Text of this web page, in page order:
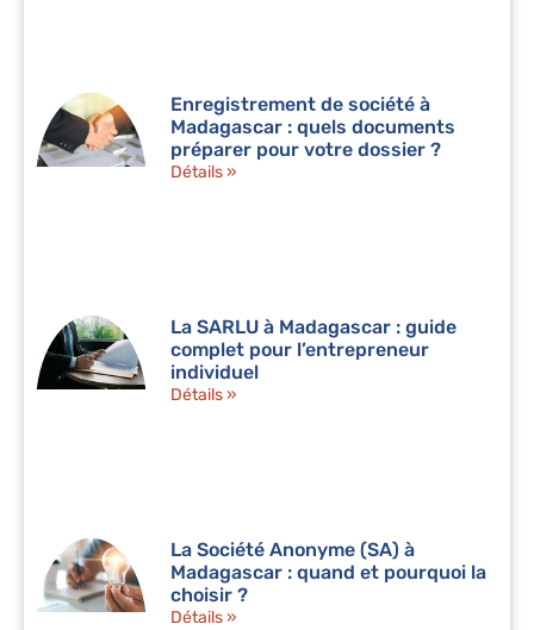
Enregistrement de société à
Madagascar : quels documents
préparer pour votre dossier ?
Détails »
La SARLU à Madagascar : guide
complet pour l’entrepreneur
individuel
Détails »
La Société Anonyme (SA) à
Madagascar : quand et pourquoi la
choisir ?
Détails »